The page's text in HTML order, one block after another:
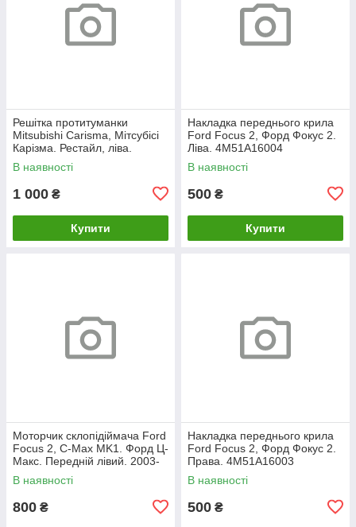
Решітка протитуманки
Mitsubishi Carisma, Мітсубісі
Карізма. Рестайл, ліва.
XR361193.
В наявності
1 000 ₴
Купити
Накладка переднього крила
Ford Focus 2, Форд Фокус 2.
Ліва. 4M51A16004
В наявності
500 ₴
Купити
Моторчик склопідіймача Ford
Focus 2, C-Max MK1. Форд Ц-
Макс. Передній лівий. 2003-
2007. 981405110.
В наявності
800 ₴
Накладка переднього крила
Ford Focus 2, Форд Фокус 2.
Права. 4M51A16003
В наявності
500 ₴